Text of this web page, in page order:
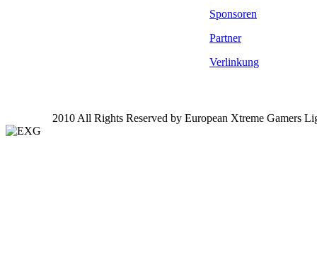
Sponsoren
Partner
Verlinkung
2010 All Rights Reserved by European Xtreme Gamers